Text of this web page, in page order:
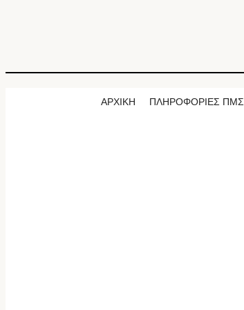
ΑΡΧΙΚΗ ΠΛΗΡΟΦΟΡΙΕΣ ΠΜΣ